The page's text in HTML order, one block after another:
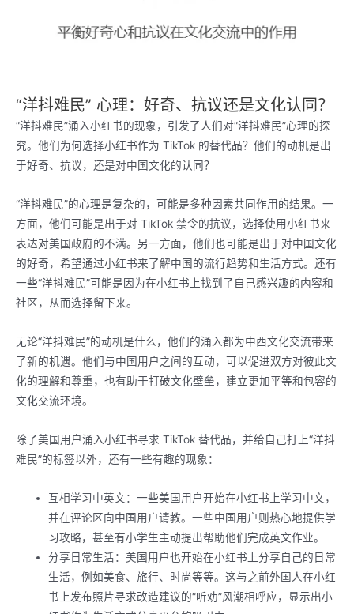
“洋抖难民” 心理：好奇、抗议还是文化认同？
“洋抖难民”涌入小红书的现象，引发了人们对“洋抖难民”心理的探
究。他们为何选择小红书作为 TikTok 的替代品？他们的动机是出
于好奇、抗议，还是对中国文化的认同？
“洋抖难民”的心理是复杂的，可能是多种因素共同作用的结果。一
方面，他们可能是出于对 TikTok 禁令的抗议，选择使用小红书来
表达对美国政府的不满。另一方面，他们也可能是出于对中国文化
的好奇，希望通过小红书来了解中国的流行趋势和生活方式。还有
一些“洋抖难民”可能是因为在小红书上找到了自己感兴趣的内容和
社区，从而选择留下来。
无论“洋抖难民”的动机是什么，他们的涌入都为中西文化交流带来
了新的机遇。他们与中国用户之间的互动，可以促进双方对彼此文
化的理解和尊重，也有助于打破文化壁垒，建立更加平等和包容的
文化交流环境。
除了美国用户涌入小红书寻求 TikTok 替代品，并给自己打上“洋抖
难民”的标签以外，还有一些有趣的现象：
互相学习中英文：一些美国用户开始在小红书上学习中文，
并在评论区向中国用户请教。一些中国用户则热心地提供学
习攻略，甚至有小学生主动提出帮助他们完成英文作业。
分享日常生活：美国用户也开始在小红书上分享自己的日常
生活，例如美食、旅行、时尚等等。这与之前外国人在小红
书上发布照片寻求改造建议的“听劝”风潮相呼应，显示出小